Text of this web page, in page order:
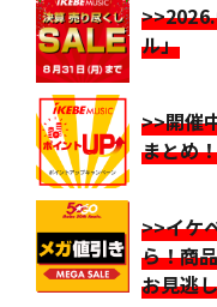
ル」
>>開催
まとめ！
>>イケ
ら！商
お見逃